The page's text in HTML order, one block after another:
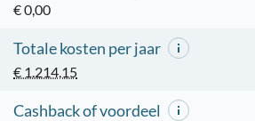
€ 0,00
Totale kosten per jaar
€ 1.214,15
Cashback of voordeel